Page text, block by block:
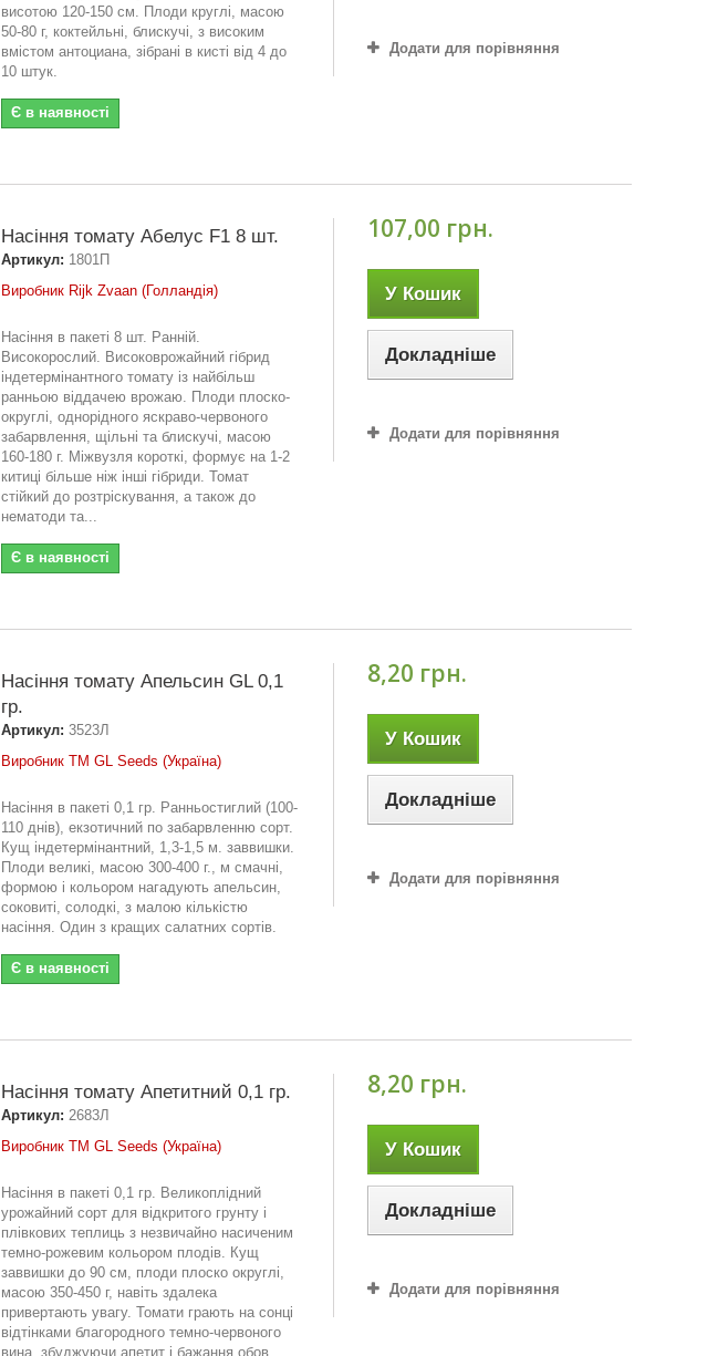
висотою 120-150 см. Плоди круглі, масою
50-80 г, коктейльні, блискучі, з високим
вмістом антоциана, зібрані в кисті від 4 до
10 штук.
Є в наявності
Додати для порівняння
Насіння томату Абелус F1 8 шт.
Артикул: 1801П
Виробник Rijk Zvaan (Голландія)
Насіння в пакеті 8 шт. Ранній.
Високорослий. Високоврожайний гібрид
індетермінантного томату із найбільш
ранньою віддачею врожаю. Плоди плоско-
округлі, однорідного яскраво-червоного
забарвлення, щільні та блискучі, масою
160-180 г. Міжвузля короткі, формує на 1-2
китиці більше ніж інші гібриди. Томат
стійкий до розтріскування, а також до
нематоди та...
Є в наявності
107,00 грн.
У Кошик
Докладніше
Додати для порівняння
Насіння томату Апельсин GL 0,1
гр.
Артикул: 3523Л
Виробник ТМ GL Seeds (Україна)
Насіння в пакеті 0,1 гр. Ранньостиглий (100-
110 днів), екзотичний по забарвленню сорт.
Кущ індетермінантний, 1,3-1,5 м. заввишки.
Плоди великі, масою 300-400 г., м смачні,
формою і кольором нагадують апельсин,
соковиті, солодкі, з малою кількістю
насіння. Один з кращих салатних сортів.
Є в наявності
8,20 грн.
У Кошик
Докладніше
Додати для порівняння
Насіння томату Апетитний 0,1 гр.
Артикул: 2683Л
Виробник ТМ GL Seeds (Україна)
Насіння в пакеті 0,1 гр. Великоплідний
урожайний сорт для відкритого грунту і
плівкових теплиць з незвичайно насиченим
темно-рожевим кольором плодів. Кущ
заввишки до 90 см, плоди плоско округлі,
масою 350-450 г, навіть здалека
привертають увагу. Томати грають на сонці
відтінками благородного темно-червоного
вина, збуджуючи апетит і бажання обов
8,20 грн.
У Кошик
Докладніше
Додати для порівняння